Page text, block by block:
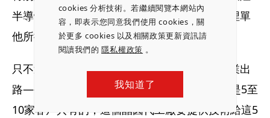
cookies 分析技術。若繼續閱覽本網站內
容，即表示您同意我們使用 cookies，關
於更多 cookies 以及相關政策更新資訊請
閱讀我們的隱私權政策 。
我知道了
半導體產業累積的知名度與人脈，要號召願意埋單
他所提出的CIMD模式的廠商，應該不是難事。
只不過，這個張汝京眼中的中國大陸半導體產業出
路——CIMD，也有深具挑戰之處。CIMD可能是5至
10家客戶共有的，這個晶圓代工廠要提供技術給這5